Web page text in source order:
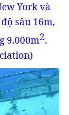
York và
sâu 16m,
9.000m2.